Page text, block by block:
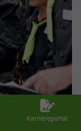
Karriereportal